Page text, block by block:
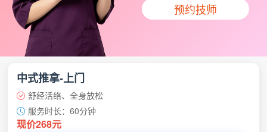
预约技师
中式推拿-上门
舒经活络、全身放松
服务时长：60分钟
现价268元